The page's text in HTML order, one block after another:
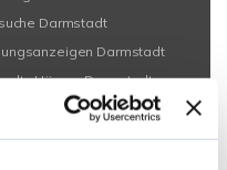
Darmstadt
Darmstadt
Häuser Darmstadt
Immobilien
Darmstadt